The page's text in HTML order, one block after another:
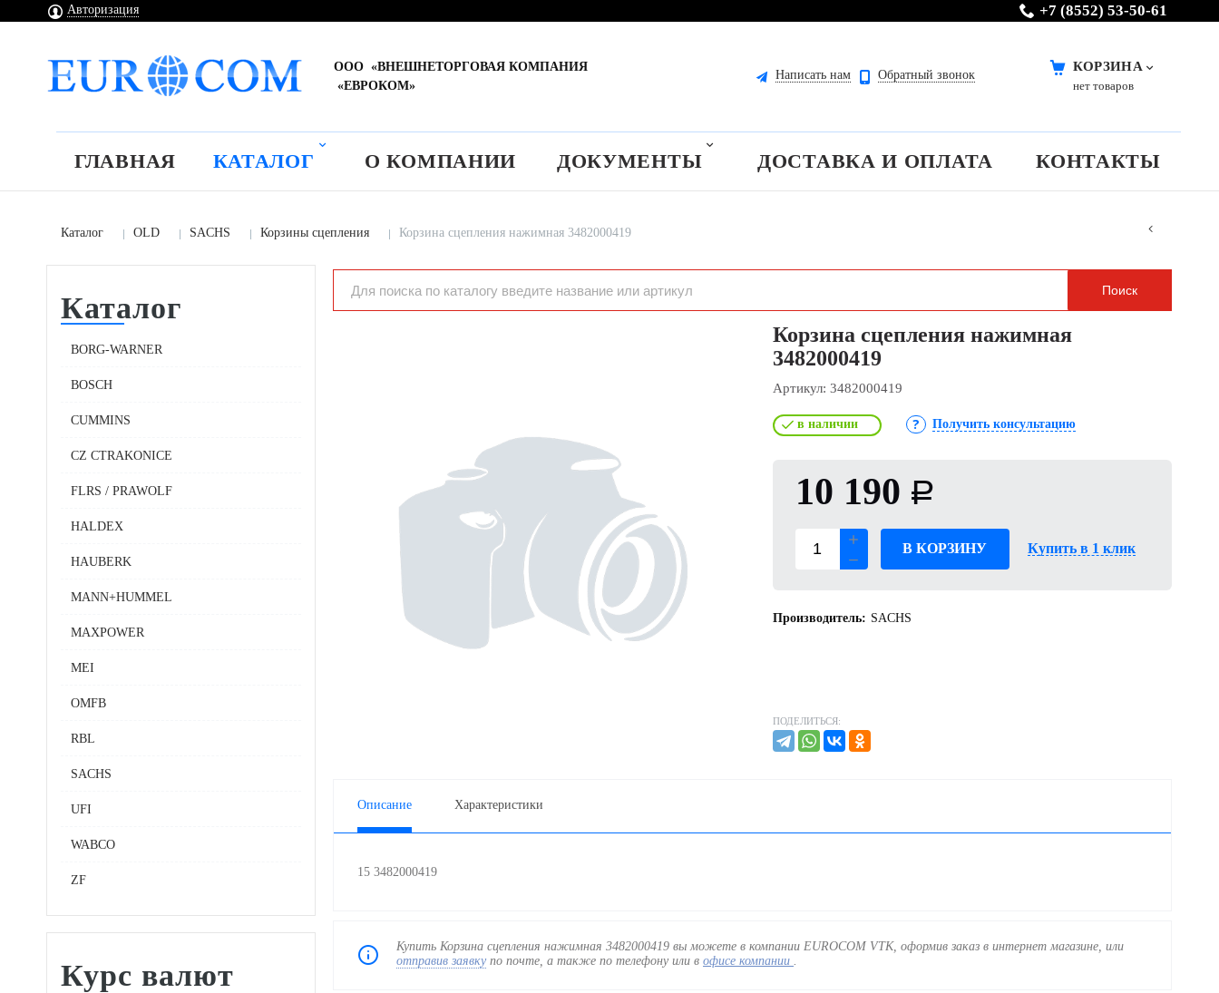
Авторизация +7 (8552) 53-50-61
ООО «ВНЕШНЕТОРГОВАЯ КОМПАНИЯ
«ЕВРОКОМ»
Написать нам Обратный звонок
КОРЗИНА
нет товаров
ГЛАВНАЯ КАТАЛОГ О КОМПАНИИ ДОКУМЕНТЫ ДОСТАВКА И ОПЛАТА КОНТАКТЫ
Каталог OLD SACHS Корзины сцепления Корзина сцепления нажимная 3482000419
Каталог
BORG-WARNER
BOSCH
CUMMINS
CZ CTRAKONICE
FLRS / PRAWOLF
HALDEX
HAUBERK
MANN+HUMMEL
MAXPOWER
MEI
OMFB
RBL
SACHS
UFI
WABCO
ZF
Курс валют
Корзина сцепления нажимная
3482000419
Артикул: 3482000419
в наличии Получить консультацию
10 190 Р
В КОРЗИНУ Купить в 1 клик
Производитель: SACHS
ПОДЕЛИТЬСЯ:
Описание Характеристики
15 3482000419
Купить Корзина сцепления нажимная 3482000419 вы можете в компании EUROCOM VTK, оформив заказ в интернет магазине, или
отправив заявку по почте, а также по телефону или в офисе компании .